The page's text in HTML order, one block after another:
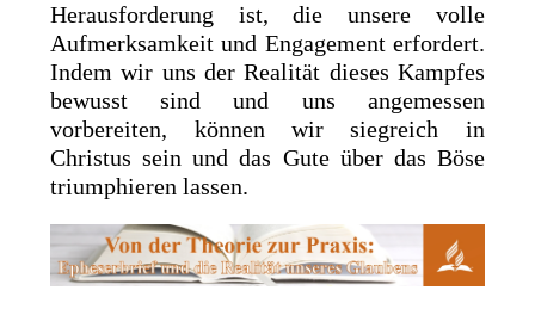
Herausforderung ist, die unsere volle
Aufmerksamkeit und Engagement erfordert.
Indem wir uns der Realität dieses Kampfes
bewusst sind und uns angemessen
vorbereiten, können wir siegreich in
Christus sein und das Gute über das Böse
triumphieren lassen.